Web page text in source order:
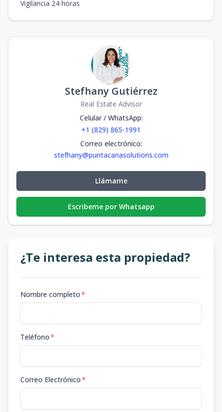
Vigilancia 24 horas
Stefhany Gutiérrez
Real Estate Advisor
Celular / WhatsApp:
+1 (829) 865-1991
Correo electrónico:
stefhany@puntacanasolutions.com
Llámame
Escribeme por Whatsapp
¿Te interesa esta propiedad?
Nombre completo*
Teléfono*
Correo Electrónico*